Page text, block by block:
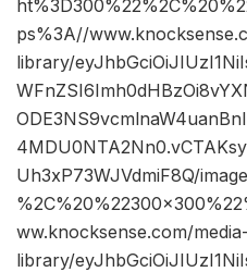
ps%3A//
library/
Uh3xP73WJVdmiF8Q/
ww.knocksense.com/media-
library/